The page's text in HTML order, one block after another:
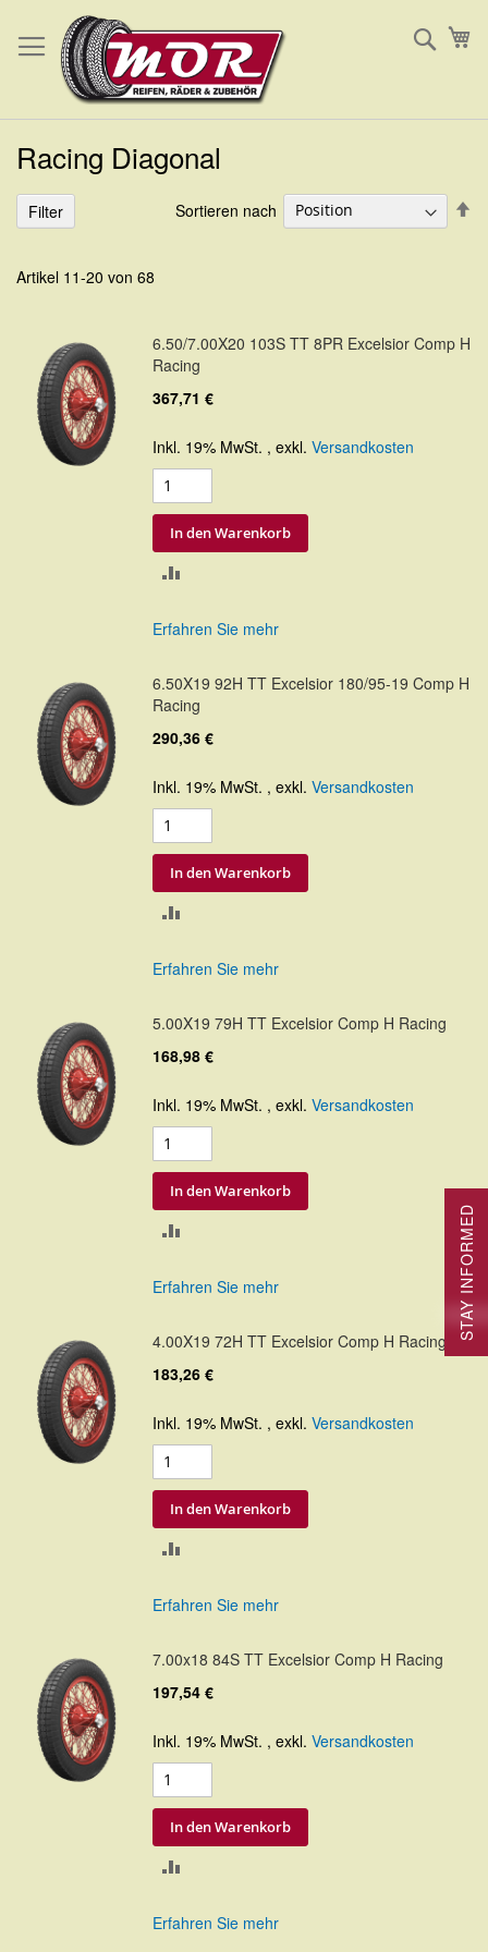
zum
Racing Diagonal
Artikel 11-20 von 68
Sortieren nach
6.50/7.00X20 103S TT 8PR Excelsior Comp H
Racing
367,71 €
Inkl. 19% MwSt. , exkl. Versandkosten
In den Warenkorb
Erfahren Sie mehr
6.50X19 92H TT Excelsior 180/95-19 Comp H
Racing
290,36 €
Inkl. 19% MwSt. , exkl. Versandkosten
In den Warenkorb
Erfahren Sie mehr
5.00X19 79H TT Excelsior Comp H Racing
168,98 €
Inkl. 19% MwSt. , exkl. Versandkosten
In den Warenkorb
Erfahren Sie mehr
4.00X19 72H TT Excelsior Comp H Racing
183,26 €
Inkl. 19% MwSt. , exkl. Versandkosten
In den Warenkorb
Erfahren Sie mehr
7.00x18 84S TT Excelsior Comp H Racing
197,54 €
Inkl. 19% MwSt. , exkl. Versandkosten
In den Warenkorb
Erfahren Sie mehr
Filter
STAY INFORMED